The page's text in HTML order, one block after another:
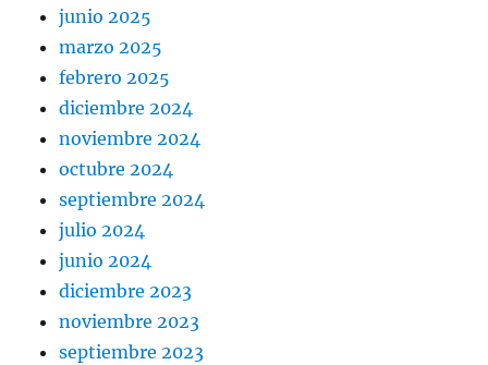
junio 2025
marzo 2025
febrero 2025
diciembre 2024
noviembre 2024
octubre 2024
septiembre 2024
julio 2024
junio 2024
diciembre 2023
noviembre 2023
septiembre 2023